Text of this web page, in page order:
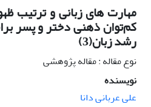
مهارت های زبانی و ترتیب
کم‌توان ذهنی دختر و پسر
رشد زبان(3)
نوع مقاله : مقاله پژوهشی
نویسنده
علی عربانی دانا